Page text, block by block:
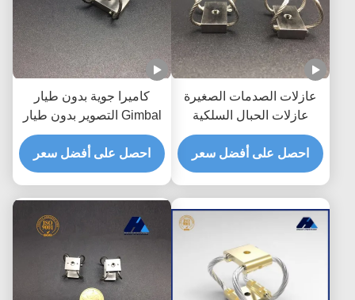
عازلات الصدمات الصغيرة
عازلات الحبال السلكية
لتخفيف الاهتزاز
احصل على أفضل سعر
كاميرا جوية بدون طيار
Gimbal التصوير بدون طيار
تصوير صدمة الاهتزاز العزل
GR1 سلسلة كاميرا عازل
الاهتزاز
احصل على أفضل سعر